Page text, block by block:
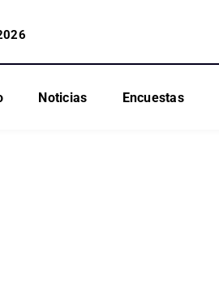
Noticias Encuestas